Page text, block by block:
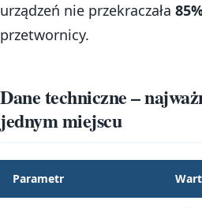
urządzeń nie przekraczała
przetwornicy.
Dane techniczne –
jednym miejscu
Parametr